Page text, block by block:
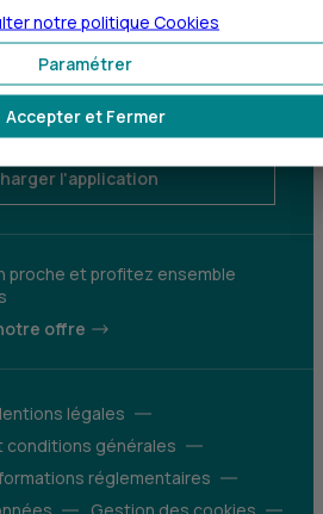
Trouver une agence
l'application
proche et profitez ensemble
offre
légales
conditions générales
réglementaires
Accepter et Fermer
Paramétrer
notre politique Cookies